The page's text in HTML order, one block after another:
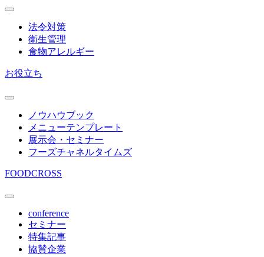
法令対策
衛生管理
食物アレルギー
お役立ち
ノウハウブック
メニューテンプレート
展示会・セミナー
フーズチャネルタイムズ
FOODCROSS
conference
セミナー
特集記事
協賛企業